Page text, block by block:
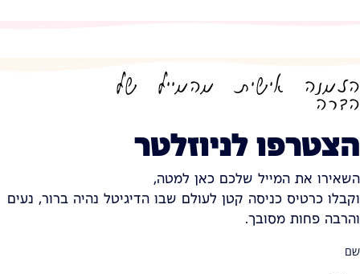
הזמנה אישית מהמייל של
הדרה
הצטרפו לניוזלטר
השאירו את המייל שלכם כאן למטה,
וקבלו כרטיס כניסה קטן לעולם שבו הדיגיטל נהיה ברור, נעים
והרבה פחות מסובך.
שם